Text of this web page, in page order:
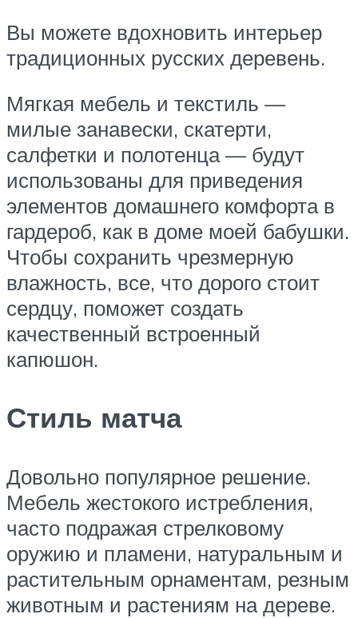
Вы можете вдохновить интерьер
традиционных русских деревень.
Мягкая мебель и текстиль —
милые занавески, скатерти,
салфетки и полотенца — будут
использованы для приведения
элементов домашнего комфорта в
гардероб, как в доме моей бабушки.
Чтобы сохранить чрезмерную
влажность, все, что дорого стоит
сердцу, поможет создать
качественный встроенный
капюшон.
Стиль матча
Довольно популярное решение.
Мебель жестокого истребления,
часто подражая стрелковому
оружию и пламени, натуральным и
растительным орнаментам, резным
животным и растениям на дереве.